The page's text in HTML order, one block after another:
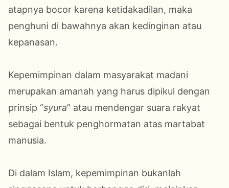
atapnya bocor karena ketidakadilan, maka
penghuni di bawahnya akan kedinginan atau
kepanasan.
Kepemimpinan dalam masyarakat madani
merupakan amanah yang harus dipikul dengan
prinsip “syura” atau mendengar suara rakyat
sebagai bentuk penghormatan atas martabat
manusia.
Di dalam Islam, kepemimpinan bukanlah